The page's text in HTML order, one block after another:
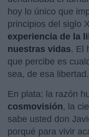
hoy lo único que
principios del siglo
experiencia de la
nuestras vidas. El
que percibe es
sea, de esa libertad.
En plata: la razón
cosmovisión, la
sabe usted don
porqué para vivir